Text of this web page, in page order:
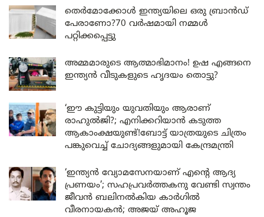
തെർമോക്കോൾ ഇന്ത്യയിലെ ഒരു ബ്രാൻഡ്
പേരാണോ?70 വർഷമായി നമ്മൾ
പറ്റിക്കപ്പെട്ടു
അമ്മമാരുടെ ആത്മാഭിമാനം! ഉഷ എങ്ങനെ
ഇന്ത്യൻ വീടുകളുടെ ഹൃദയം തൊട്ടു?
‘ഈ കുട്ടിയും യുവതിയും ആരാണ്
രാഹുൽജി?; എനിക്കറിയാൻ കടുത്ത
ആകാംക്ഷയുണ്ട്!ബോട്ട് യാത്രയുടെ ചിത്രം
പങ്കുവെച്ച് ചോദ്യങ്ങളുമായി കേന്ദ്രമന്ത്രി
‘ഇന്ത്യൻ വ്യോമസേനയാണ് എന്റെ ആദ്യ
പ്രണയം’; സഹപ്രവർത്തകനു വേണ്ടി സ്വന്തം
ജീവൻ ബലിനൽകിയ കാർഗിൽ
വീരനായകൻ; അജയ് അഹൂജ